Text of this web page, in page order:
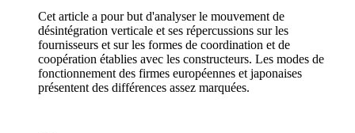
Cet article a pour but d'analyser le mouvement de
désintégration verticale et ses répercussions sur les
fournisseurs et sur les formes de coordination et de
coopération établies avec les constructeurs. Les modes de
fonctionnement des firmes européennes et japonaises
présentent des différences assez marquées.